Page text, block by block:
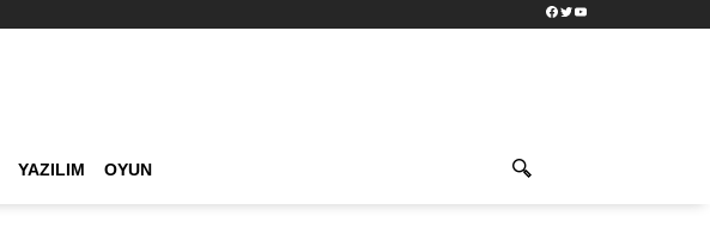
Facebook
TwitterYouTube
YAZILIM OYUN